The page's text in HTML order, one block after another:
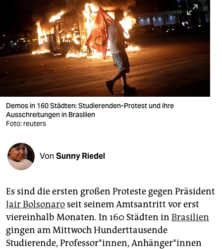
nord
wahrheit
verlag
verlag
veranstaltungen
fragen & hilfe
abo
genossenschaft
epaper login
Demos in 160 Städten: Studierenden-Protest und ihre
Ausschreitungen in Brasilien
Foto: reuters
Von Sunny Riedel
Es sind die ersten großen Proteste gegen Präsident
Jair Bolsonaro seit seinem Amtsantritt vor erst
viereinhalb Monaten. In 160 Städten in Brasilien
gingen am Mittwoch Hunderttausende
Studierende, Professor*innen, Anhänger*innen